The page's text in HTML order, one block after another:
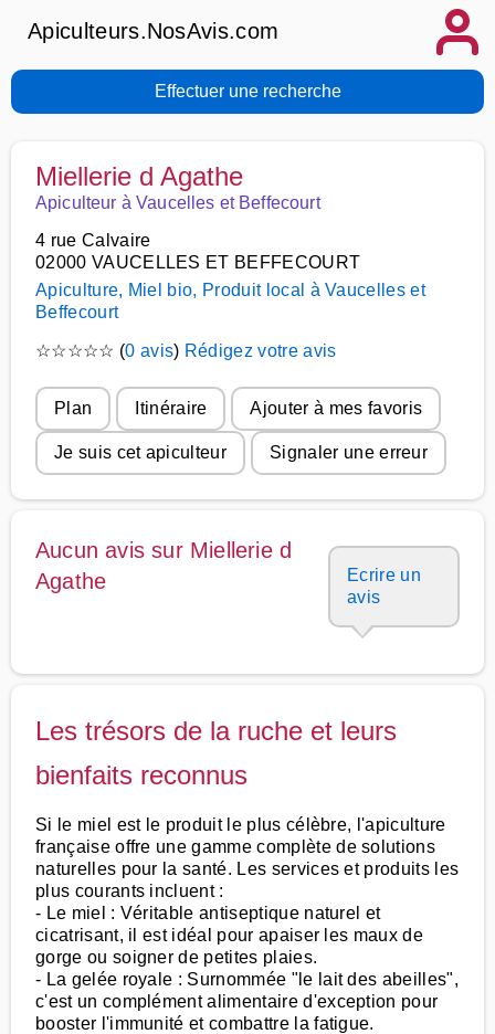
Apiculteurs.NosAvis.com
Effectuer une recherche
Miellerie d Agathe
Apiculteur à Vaucelles et Beffecourt
4 rue Calvaire
02000 VAUCELLES ET BEFFECOURT
Apiculture, Miel bio, Produit local à Vaucelles et
Beffecourt
☆☆☆☆☆ (0 avis) Rédigez votre avis
Plan Itinéraire Ajouter à mes favoris
Je suis cet apiculteur Signaler une erreur
Aucun avis sur Miellerie d
Agathe
Ecrire un
avis
Les trésors de la ruche et leurs
bienfaits reconnus
Si le miel est le produit le plus célèbre, l'apiculture
française offre une gamme complète de solutions
naturelles pour la santé. Les services et produits les
plus courants incluent :
- Le miel : Véritable antiseptique naturel et
cicatrisant, il est idéal pour apaiser les maux de
gorge ou soigner de petites plaies.
- La gelée royale : Surnommée "le lait des abeilles",
c'est un complément alimentaire d'exception pour
booster l'immunité et combattre la fatigue.